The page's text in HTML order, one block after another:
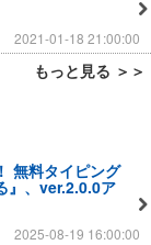
2021-01-18 21:00:00
もっと見る ＞＞
無料タイピング
』、ver.2.0.0ア
2025-08-19 16:00:00